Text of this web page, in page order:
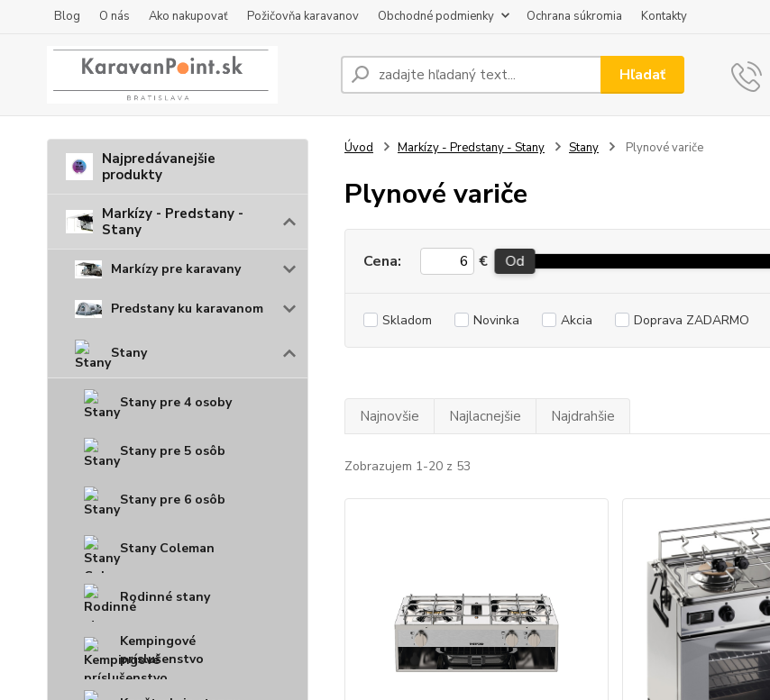
Blog O nás Ako nakupovať Požičovňa karavanov Obchodné podmienky Ochrana súkromia Kontakty
Hľadať
Najpredávanejšie
produkty
Markízy - Predstany -
Stany
Markízy pre karavany
Predstany ku karavanom
Stany
Stany pre 4 osoby
Stany pre 5 osôb
Stany pre 6 osôb
Stany Coleman
Rodinné stany
Kempingové
príslušenstvo
Úvod Markízy - Predstany - Stany Stany Plynové variče
Plynové variče
Cena: € Od
Skladom Novinka Akcia Doprava ZADARMO
Najnovšie Najlacnejšie Najdrahšie
Zobrazujem 1-20 z 53